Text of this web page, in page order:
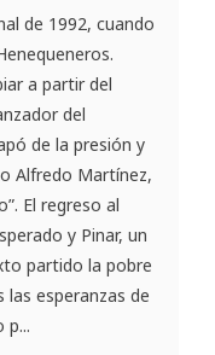
de 1992, cuando
a partir del
del
de la presión y
Alfredo Martínez,
El regreso al
y Pinar, un
partido la pobre
esperanzas de
p...